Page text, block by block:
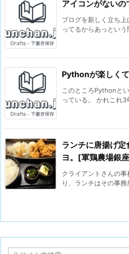
アイコンがないの
ブログを新しく立ち
ってるからあっとい
Pythonが楽しく
このところPythonと
っている。 かれこれ3
ランチに唐揚げ
ヨ。[軍鶏農場銀
クライアントさんの
り、ランチはその事